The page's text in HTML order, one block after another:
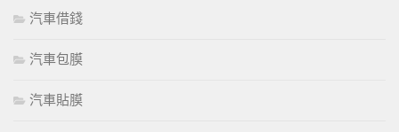
汽車借錢
汽車包膜
汽車貼膜